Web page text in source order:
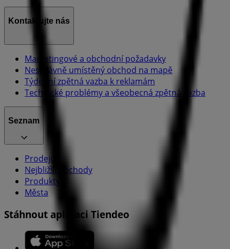
Kontaktujte nás
Marketingové a obchodní požadavky
Nesprávně umístěný obchod na mapě
Týdenní zpětná vazba k reklamám
Technické problémy a všeobecná zpětná vazba
Seznam
Prodejci
Nejbližší obchody
Produkty
Města
Stáhnout aplikaci Tiendeo